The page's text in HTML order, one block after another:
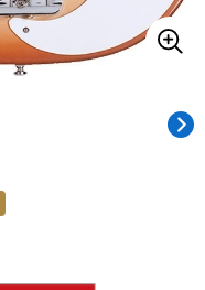
エフェクター